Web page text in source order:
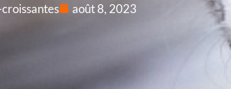
août 8, 2023